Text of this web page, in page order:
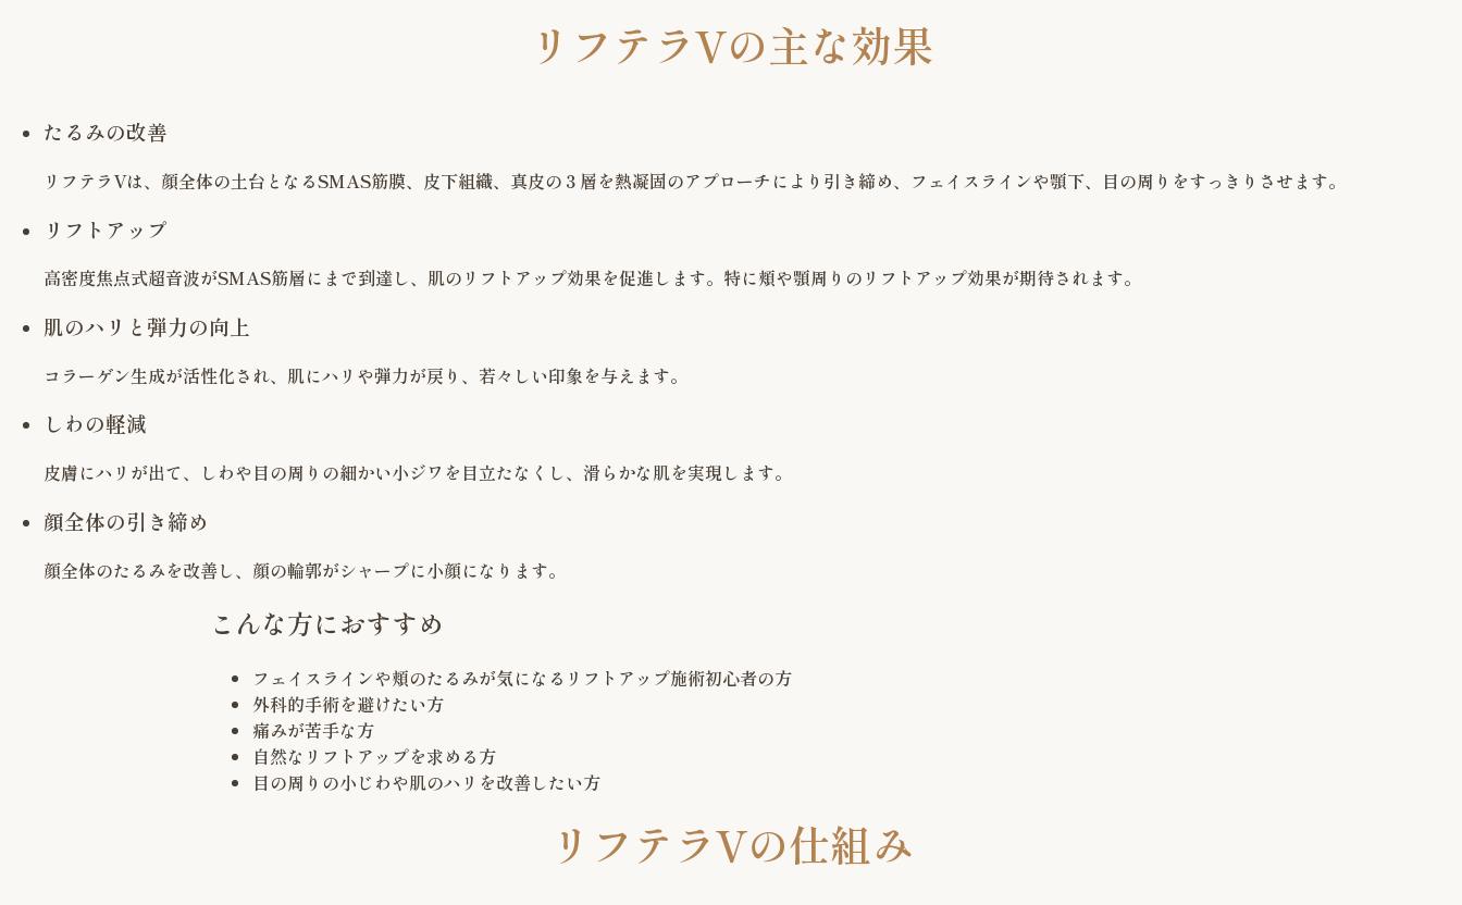
リフテラVの主な効果
たるみの改善
リフテラVは、顔全体の土台となるSMAS筋膜、皮下組織、真皮の３層を熱凝固のアプローチにより引き締め、フェイスラインや顎下、目の周りをすっきりさせます。
リフトアップ
高密度焦点式超音波がSMAS筋層にまで到達し、肌のリフトアップ効果を促進します。特に頬や顎周りのリフトアップ効果が期待されます。
肌のハリと弾力の向上
コラーゲン生成が活性化され、肌にハリや弾力が戻り、若々しい印象を与えます。
しわの軽減
皮膚にハリが出て、しわや目の周りの細かい小ジワを目立たなくし、滑らかな肌を実現します。
顔全体の引き締め
顔全体のたるみを改善し、顔の輪郭がシャープに小顔になります。
こんな方におすすめ
フェイスラインや頬のたるみが気になるリフトアップ施術初心者の方
外科的手術を避けたい方
痛みが苦手な方
自然なリフトアップを求める方
目の周りの小じわや肌のハリを改善したい方
リフテラVの仕組み